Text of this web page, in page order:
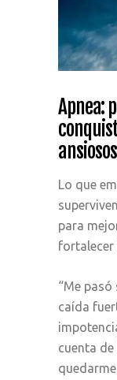
Apnea:
ansiosos
Lo que
para
fortalecer
“Me
caída
cuenta